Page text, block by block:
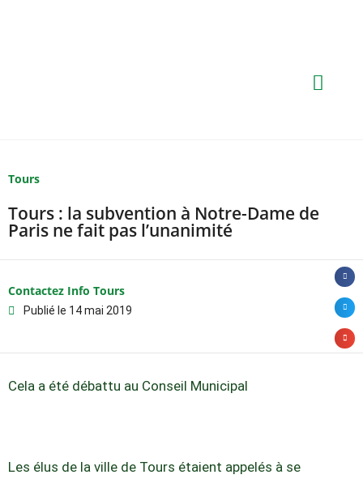
Tours
Tours : la subvention à Notre-Dame de
Paris ne fait pas l’unanimité
Contactez Info Tours
Publié le 14 mai 2019
Cela a été débattu au Conseil Municipal
Les élus de la ville de Tours étaient appelés à se